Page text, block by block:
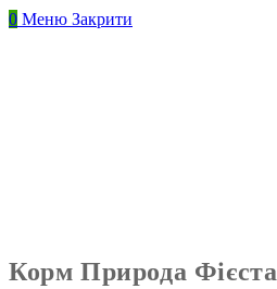
0 Меню Закрити
Корм Природа Фієста